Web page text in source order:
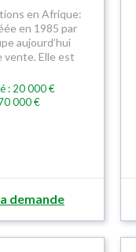
en Afrique:
en 1985 par
aujourd’hui
vente. Elle est
: 20 000 €
000 €
demande